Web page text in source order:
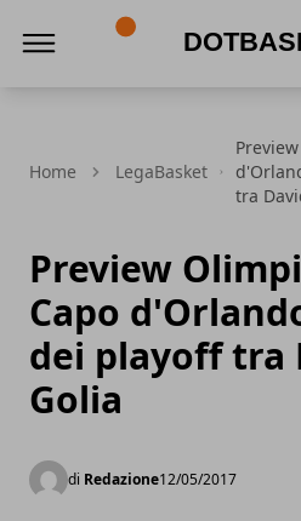
Home LegaBasket
tra
Preview
Capo
dei playoff tra
Golia
di Redazione12/05/2017